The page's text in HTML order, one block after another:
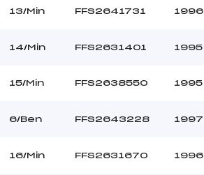
13/Min FFS2641731 1996
14/Min FFS2631401 1995
15/Min FFS2638550 1995
6/Ben FFS2643228 1997
16/Min FFS2631670 1996